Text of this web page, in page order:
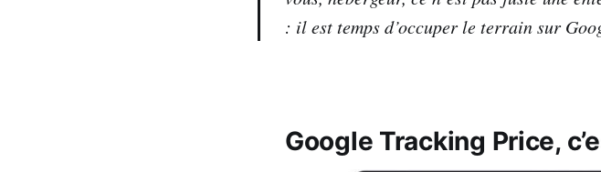
: il est temps d’occuper le terrain sur
Google Tracking Price,